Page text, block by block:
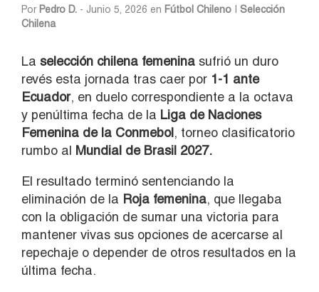
Por Pedro D. - Junio 5, 2026 en Fútbol Chileno
Selección
Chilena
La selección chilena femenina sufrió un duro
revés esta jornada tras caer por 1-1 ante
Ecuador, en duelo correspondiente a la octava
y penúltima fecha de la Liga de Naciones
Femenina de la Conmebol, torneo clasificatorio
rumbo al Mundial de Brasil 2027.
El resultado terminó sentenciando la
eliminación de la Roja femenina, que llegaba
con la obligación de sumar una victoria para
mantener vivas sus opciones de acercarse al
repechaje o depender de otros resultados en la
última fecha.